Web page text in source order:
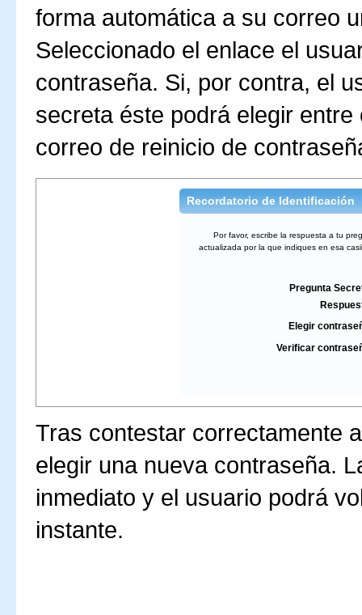
forma automática a su correo
Seleccionado el enlace el
contraseña. Si, por contra, el
secreta éste podrá elegir
correo de reinicio de
Recordatorio de Identificación
Por favor, escribe la respuesta a tu
actualizada por la que indiques en esa
Pregunta
Elegir
Verificar
Tras contestar correctamente
elegir una nueva contraseña.
inmediato y el usuario podrá
instante.